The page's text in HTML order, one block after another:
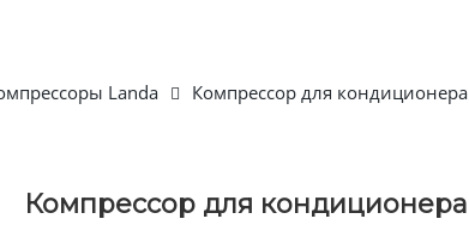
Landa Компрессор для
Компрессор для кондиционера